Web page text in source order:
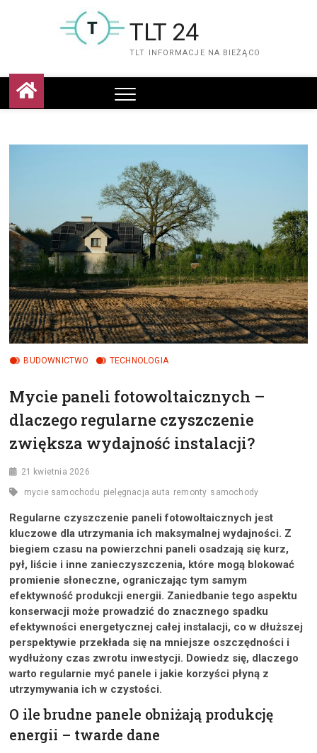
TLT 24
TLT INFORMACJE NA BIEŻĄCO
BUDOWNICTWO TECHNOLOGIA
Mycie paneli fotowoltaicznych –
dlaczego regularne czyszczenie
zwiększa wydajność instalacji?
21 kwietnia 2026
mycie samochodu pielęgnacja auta remonty samochody
Regularne czyszczenie paneli fotowoltaicznych jest
kluczowe dla utrzymania ich maksymalnej wydajności. Z
biegiem czasu na powierzchni paneli osadzają się kurz,
pył, liście i inne zanieczyszczenia, które mogą blokować
promienie słoneczne, ograniczając tym samym
efektywność produkcji energii. Zaniedbanie tego aspektu
konserwacji może prowadzić do znacznego spadku
efektywności energetycznej całej instalacji, co w dłuższej
perspektywie przekłada się na mniejsze oszczędności i
wydłużony czas zwrotu inwestycji. Dowiedz się, dlaczego
warto regularnie myć panele i jakie korzyści płyną z
utrzymywania ich w czystości.
O ile brudne panele obniżają produkcję
energii – twarde dane